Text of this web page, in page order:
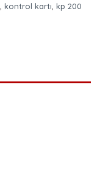
kontrol kartı kp 200